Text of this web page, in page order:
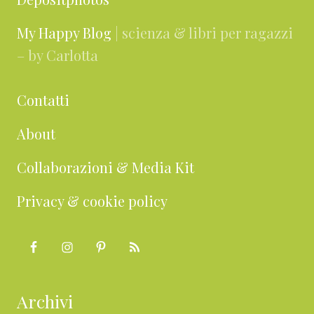
My Happy Blog | scienza & libri per ragazzi
– by Carlotta
Contatti
About
Collaborazioni & Media Kit
Privacy & cookie policy
Archivi